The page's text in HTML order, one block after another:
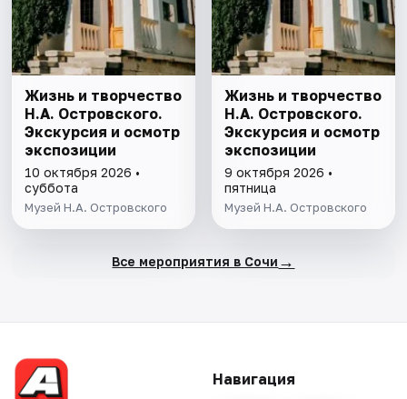
Жизнь и творчество
Н.А. Островского.
Экскурсия и осмотр
экспозиции
10 октября 2026 •
суббота
Музей Н.А. Островского
Жизнь и творчество
Н.А. Островского.
Экскурсия и осмотр
экспозиции
9 октября 2026 •
пятница
Музей Н.А. Островского
Все мероприятия в Сочи →
Навигация